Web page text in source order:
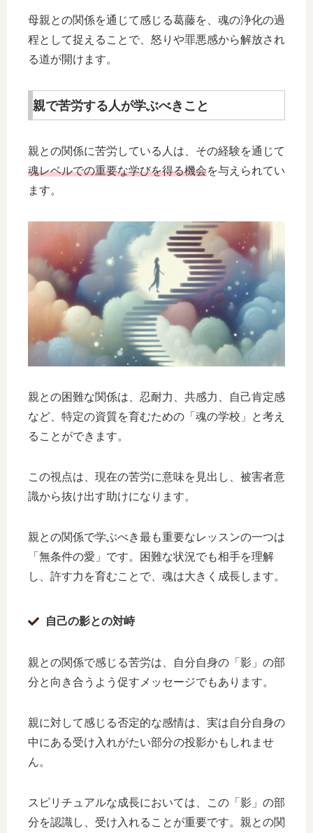
母親との関係を通じて感じる葛藤を、魂の浄化の過
程として捉えることで、怒りや罪悪感から解放され
る道が開けます。
親で苦労する人が学ぶべきこと
親との関係に苦労している人は、その経験を通じて
魂レベルでの重要な学びを得る機会を与えられてい
ます。
親との困難な関係は、忍耐力、共感力、自己肯定感
など、特定の資質を育むための「魂の学校」と考え
ることができます。
この視点は、現在の苦労に意味を見出し、被害者意
識から抜け出す助けになります。
親との関係で学ぶべき最も重要なレッスンの一つは
「無条件の愛」です。困難な状況でも相手を理解
し、許す力を育むことで、魂は大きく成長します。
自己の影との対峙
親との関係で感じる苦労は、自分自身の「影」の部
分と向き合うよう促すメッセージでもあります。
親に対して感じる否定的な感情は、実は自分自身の
中にある受け入れがたい部分の投影かもしれませ
ん。
スピリチュアルな成長においては、この「影」の部
分を認識し、受け入れることが重要です。親との関